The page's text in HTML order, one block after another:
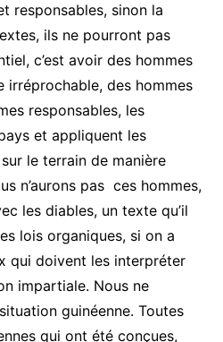
responsables, sinon la
ils ne pourront pas
c’est avoir des hommes
des hommes
responsables, les
et appliquent les
le terrain de manière
n’aurons pas ces hommes,
les diables, un texte qu’il
lois organiques, si on a
qui doivent les interpréter
impartiale. Nous ne
guinéenne. Toutes
qui ont été conçues,